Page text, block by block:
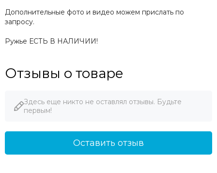
Дополнительные фото и видео можем прислать по
запросу.
Ружье ЕСТЬ В НАЛИЧИИ!
Отзывы о товаре
Здесь еще никто не оставлял отзывы. Будьте
первым!
Оставить отзыв